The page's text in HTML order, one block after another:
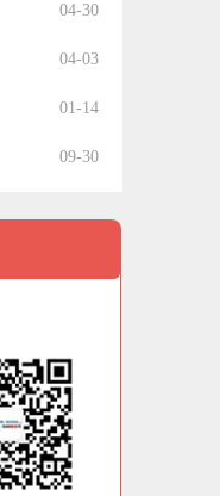
04-30
04-03
01-14
09-30